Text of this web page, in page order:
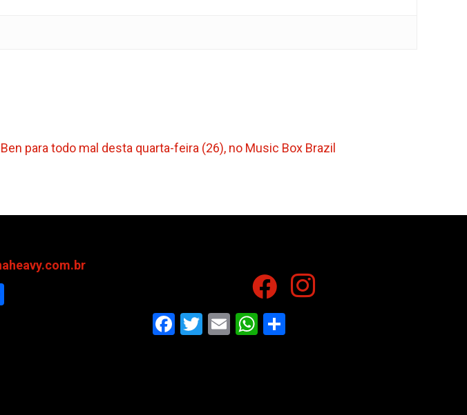
para todo mal desta quarta-feira (26), no Music Box Brazil
Facebook
Twitter
EmailWhatsApp
Share